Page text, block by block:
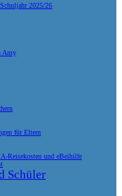
2025/26
Amy
für Eltern
Reisekosten und eBeihilfe
Schüler